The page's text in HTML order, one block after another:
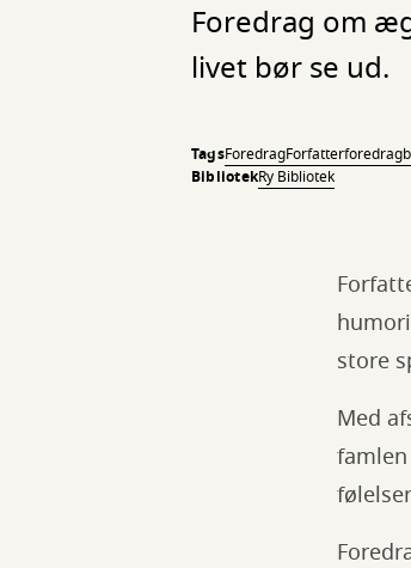
Foredrag om
livet bør se ud.
TagsForedragForfatterforedrag
BibliotekRy Bibliotek
store
Med